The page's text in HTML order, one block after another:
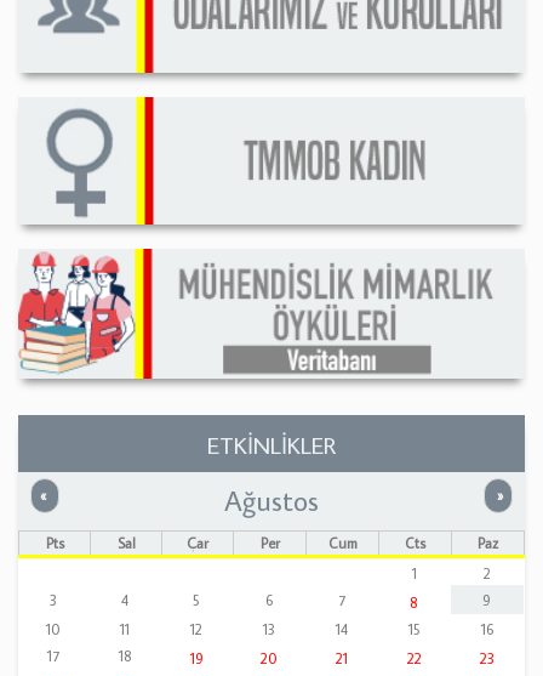
ETKİNLİKLER
« Önceki »
Ağustos
Pts Sal Çar Per Cum Cts
Paz
1
2
3
4 5 6 7 8
9
10
11 12 13 14 15
16
17
18 19 20 21 22
23